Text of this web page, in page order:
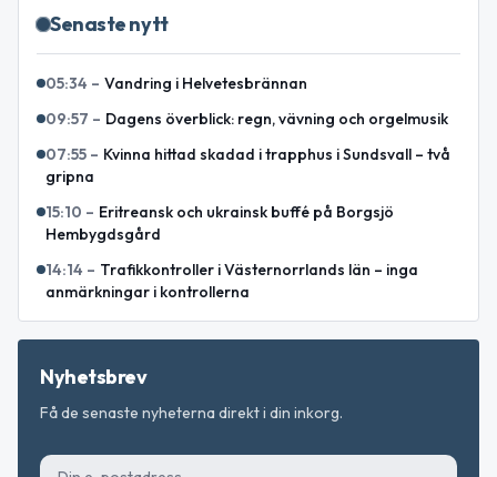
Senaste nytt
05:34 – Vandring i Helvetesbrännan
09:57 – Dagens överblick: regn, vävning och orgelmusik
07:55 – Kvinna hittad skadad i trapphus i Sundsvall – två
gripna
15:10 – Eritreansk och ukrainsk buffé på Borgsjö
Hembygdsgård
14:14 – Trafikkontroller i Västernorrlands län – inga
anmärkningar i kontrollerna
Nyhetsbrev
Få de senaste nyheterna direkt i din inkorg.